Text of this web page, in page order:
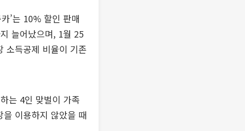
’는 10% 할인 판매
늘어났으며, 1월 25
소득공제 비율이 기존
는 4인 맞벌이 가족
이용하지 않았을 때